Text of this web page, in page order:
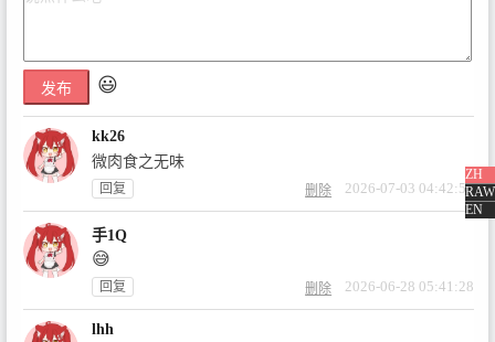
ZH
RAW
EN
发布 😃
kk26
微肉食之无味
回复 删除 2026-07-03 04:42:55
手1Q
😅
回复 删除 2026-06-28 05:41:28
lhh